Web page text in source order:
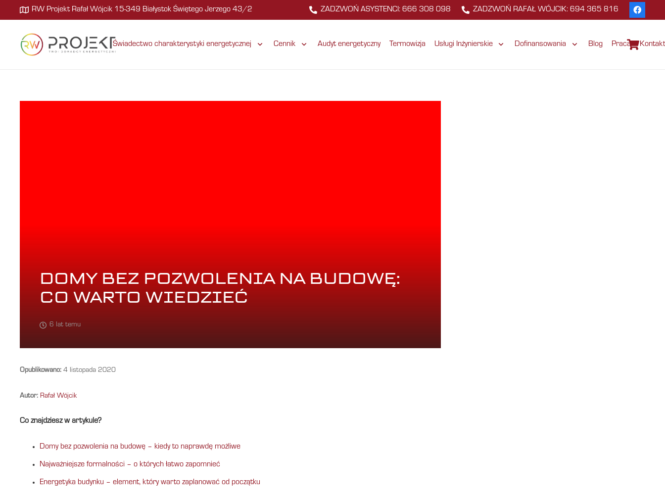
RW Projekt Rafał Wójcik 15-349 Białystok Świętego Jerzego 43/2 ZADZWOŃ ASYSTENCI: 666 308 098 ZADZWOŃ RAFAŁ WÓJCIK: 694 365 816
Świadectwo charakterystyki energetycznej Cennik Audyt energetyczny Termowizja Usługi Inżynierskie Dofinansowania Blog Praca Kontakt
DOMY BEZ POZWOLENIA NA BUDOWĘ:
CO WARTO WIEDZIEĆ
6 lat temu
Opublikowano: 4 listopada 2020
Autor: Rafał Wójcik
Co znajdziesz w artykule?
Domy bez pozwolenia na budowę – kiedy to naprawdę możliwe
Najważniejsze formalności – o których łatwo zapomnieć
Energetyka budynku – element, który warto zaplanować od początku